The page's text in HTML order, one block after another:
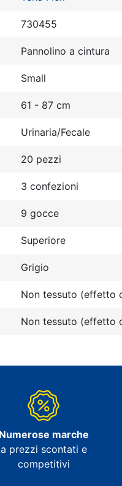
730455
Pannolino a cintura
Small
61 - 87 cm
Urinaria/Fecale
20 pezzi
3 confezioni
9 gocce
Superiore
Grigio
Non tessuto (effetto
Non tessuto (effetto
Numerose marche
a prezzi scontati e
competitivi